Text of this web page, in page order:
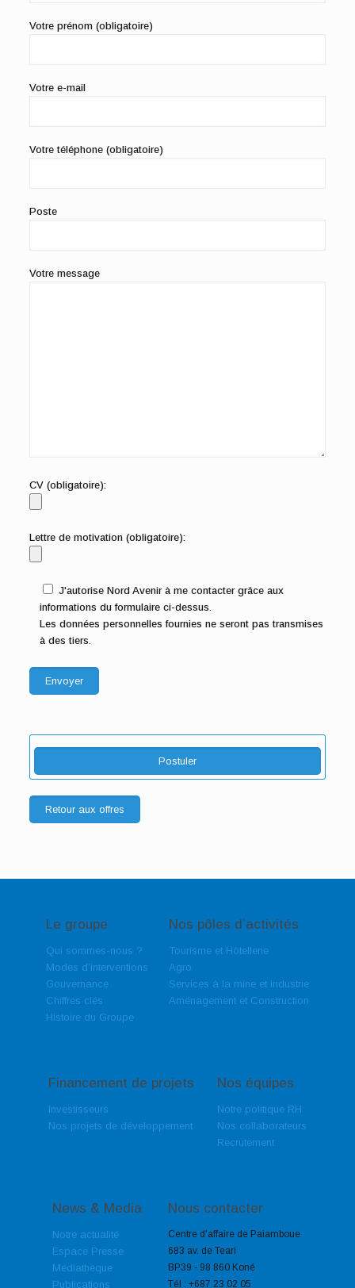
Votre prénom (obligatoire)
Votre e-mail
Votre téléphone (obligatoire)
Poste
Votre message
CV (obligatoire):
Lettre de motivation (obligatoire):
J'autorise Nord Avenir à me contacter grâce aux
informations du formulaire ci-dessus.
Les données personnelles fournies ne seront pas transmises
à des tiers.
Postuler
Retour aux offres
Le groupe
Qui sommes-nous ?
Modes d’interventions
Gouvernance
Chiffres clés
Histoire du Groupe
Nos pôles d’activités
Tourisme et Hôtellerie
Agro
Services à la mine et industrie
Aménagement et Construction
Financement de projets
Investisseurs
Nos projets de développement
Nos équipes
Notre politique RH
Nos collaborateurs
Recrutement
News & Media
Notre actualité
Espace Presse
Médiathèque
Publications
Nous contacter
Centre d'affaire de Paiamboue
683 av. de Teari
BP39 - 98 860 Koné
Tél : +687 23 02 05